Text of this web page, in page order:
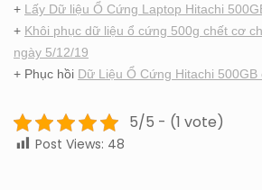
+ Lấy Dữ liệu Ổ Cứng Laptop Hitachi
+ Khôi phục dữ liệu ổ cứng 500g chết cơ
ngày 5/12/19
+ Phục hồi Dữ Liệu Ổ Cứng Hitachi 500GB
5/5 - (1 vote)
Post Views: 48